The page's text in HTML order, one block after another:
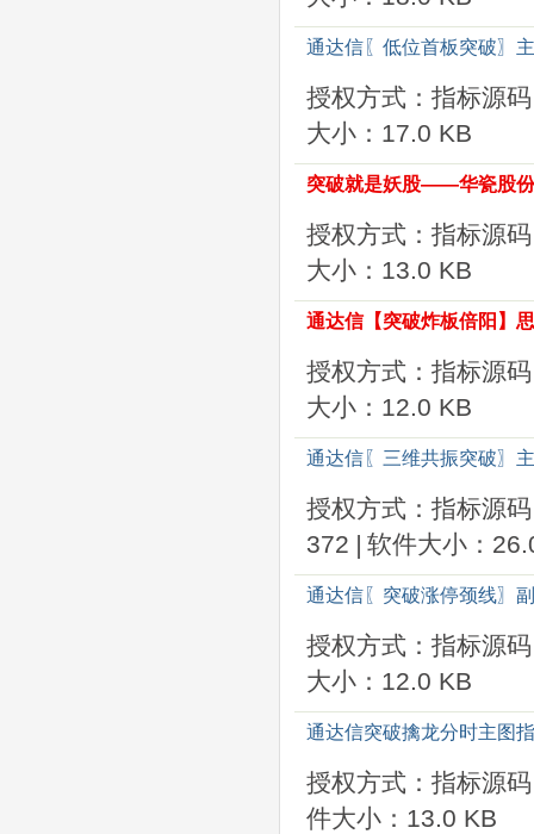
通达信〖低位首板突破〗
授权方式：指标源码
大小：17.0 KB
突破就是妖股——华瓷股
授权方式：指标源码
大小：13.0 KB
通达信【突破炸板倍阳】
授权方式：指标源码
大小：12.0 KB
通达信〖三维共振突破〗
授权方式：指标源码
372 | 软件大小：
通达信〖突破涨停颈线〗
授权方式：指标源码
大小：12.0 KB
通达信突破擒龙分时主图
授权方式：指标源码
件大小：13.0 KB